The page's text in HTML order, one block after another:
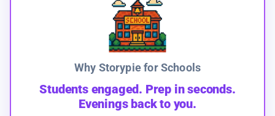
Why Storypie for Schools
Students engaged. Prep in seconds.
Evenings back to you.